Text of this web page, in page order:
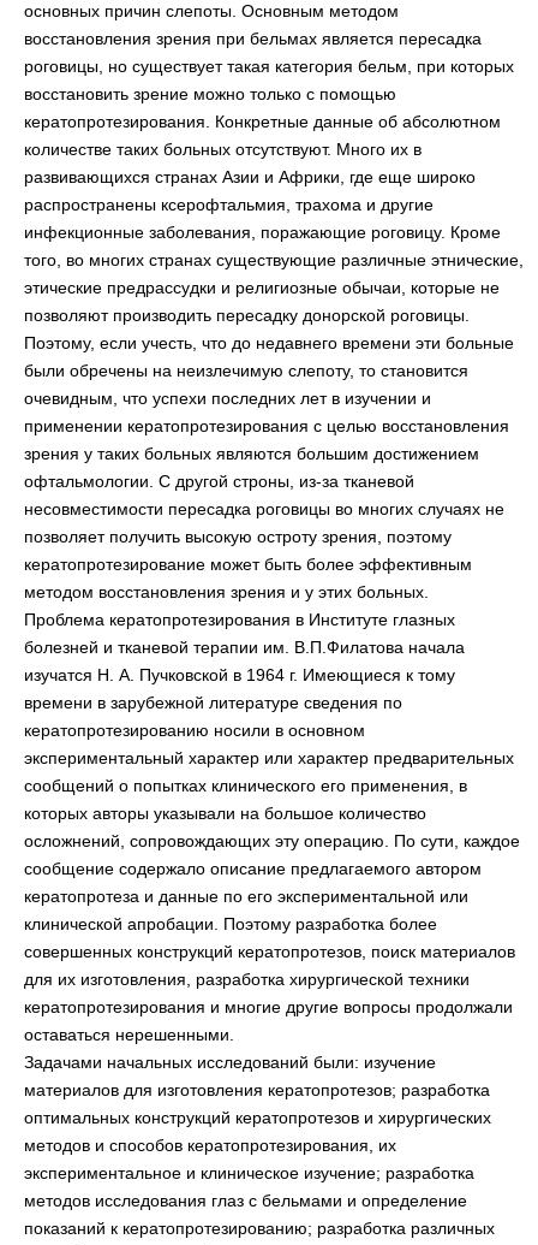
основных причин слепоты. Основным методом
восстановления зрения при бельмах является пересадка
роговицы, но существует такая категория бельм, при которых
восстановить зрение можно только с помощью
кератопротезирования. Конкретные данные об абсолютном
количестве таких больных отсутствуют. Много их в
развивающихся странах Азии и Африки, где еще широко
распространены ксерофтальмия, трахома и другие
инфекционные заболевания, поражающие роговицу. Кроме
того, во многих странах существующие различные этнические,
этические предрассудки и религиозные обычаи, которые не
позволяют производить пересадку донорской роговицы.
Поэтому, если учесть, что до недавнего времени эти больные
были обречены на неизлечимую слепоту, то становится
очевидным, что успехи последних лет в изучении и
применении кератопротезирования с целью восстановления
зрения у таких больных являются большим достижением
офтальмологии. С другой строны, из-за тканевой
несовместимости пересадка роговицы во многих случаях не
позволяет получить высокую остроту зрения, поэтому
кератопротезирование может быть более эффективным
методом восстановления зрения и у этих больных.
Проблема кератопротезирования в Институте глазных
болезней и тканевой терапии им. В.П.Филатова начала
изучатся Н. А. Пучковской в 1964 г. Имеющиеся к тому
времени в зарубежной литературе сведения по
кератопротезированию носили в основном
экспериментальный характер или характер предварительных
сообщений о попытках клинического его применения, в
которых авторы указывали на большое количество
осложнений, сопровождающих эту операцию. По сути, каждое
сообщение содержало описание предлагаемого автором
кератопротеза и данные по его экспериментальной или
клинической апробации. Поэтому разработка более
совершенных конструкций кератопротезов, поиск материалов
для их изготовления, разработка хирургической техники
кератопротезирования и многие другие вопросы продолжали
оставаться нерешенными.
Задачами начальных исследований были: изучение
материалов для изготовления кератопротезов; разработка
оптимальных конструкций кератопротезов и хирургических
методов и способов кератопротезирования, их
экспериментальное и клиническое изучение; разработка
методов исследования глаз с бельмами и определение
показаний к кератопротезированию; разработка различных